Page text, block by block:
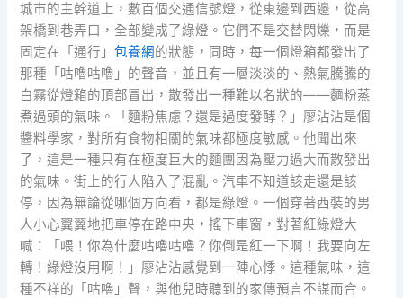
城市的主幹道上，數百個交通信號燈，從東邊到西邊，從高
架橋到巷弄口，全部變成了綠燈。它們不是交替閃爍，而是
固定在「通行」包養網的狀態，同時，每一個燈箱都發出了
那種「咕嚕咕嚕」的聲音，並且有一層淡淡的、熱氣騰騰的
白霧從燈箱的頂部冒出，散發出一種難以名狀的——麵粉蒸
煮過頭的氣味。「麵粉焦慮？還是過度發酵？」廖沾沾是個
醬料學家，對所有食物相關的氣味都極度敏感。他聞出來
了，這是一種只有在極度巨大的麵團因為壓力過大而散發出
的氣味。街上的行人陷入了混亂。汽車不知道該走還是該
停，因為無論從哪個方向看，都是綠燈。一個穿著西裝的男
人小心翼翼地把車停在路中央，搖下車窗，對著紅綠燈大
喊：「喂！你為什麼咕嚕咕嚕？你倒是紅一下啊！我要向左
轉！綠燈沒用啊！」廖沾沾感覺到一陣心悸。這種氣味，這
種不祥的「咕嚕」聲，與他兒時聽到的家傳預言不謀而合。